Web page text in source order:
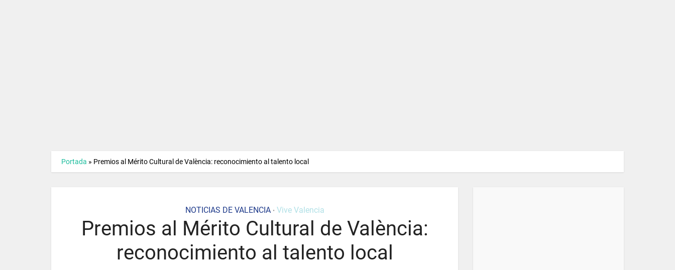
Portada » Premios al Mérito Cultural de València: reconocimiento al talento local
NOTICIAS DE VALENCIA • Vive Valencia
Premios al Mérito Cultural de València:
reconocimiento al talento local